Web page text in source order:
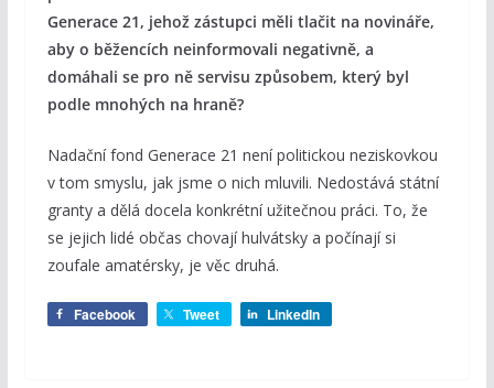
Generace 21, jehož zástupci měli tlačit na novináře,
aby o běžencích neinformovali negativně, a
domáhali se pro ně servisu způsobem, který byl
podle mnohých na hraně?
Nadační fond Generace 21 není politickou neziskovkou
v tom smyslu, jak jsme o nich mluvili. Nedostává státní
granty a dělá docela konkrétní užitečnou práci. To, že
se jejich lidé občas chovají hulvátsky a počínají si
zoufale amatérsky, je věc druhá.
Facebook Tweet LinkedIn